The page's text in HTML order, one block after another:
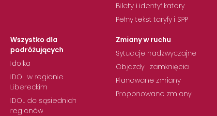
Bilety i identyfikatory
Pełny tekst taryfy i SPP
Wszystko dla
podróżujących
Idolka
IDOL w regionie
Libereckim
IDOL do sąsiednich
regionów
Zmiany w ruchu
Sytuacje nadzwyczajne
Objazdy i zamknięcia
Planowane zmiany
Proponowane zmiany